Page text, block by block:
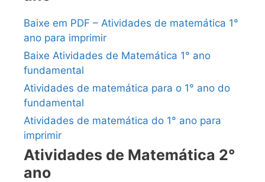
Baixe em PDF – Atividades de matemática 1°
ano para imprimir
Baixe Atividades de Matemática 1° ano
fundamental
Atividades de matemática para o 1° ano do
fundamental
Atividades de matemática do 1° ano para
imprimir
Atividades de Matemática 2°
ano